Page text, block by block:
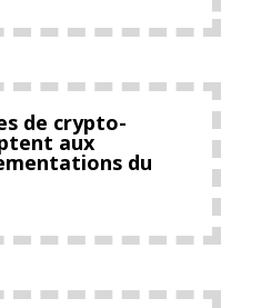
de crypto-
aux
du